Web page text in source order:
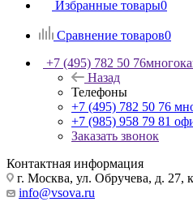
Избранные товары0
Сравнение товаров0
+7 (495) 782 50 76
Назад
Телефоны
+7 (495) 782 50 76
+7 (985) 958 79 81
Заказать звонок
Контактная информация
г. Москва, ул. Обручева, д. 27,
info@vsova.ru